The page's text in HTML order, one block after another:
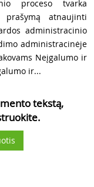
proceso tvarka
prašymą atnaujinti
administracinio
administracinėje
Neįgalumo ir
ir...
tekstą,